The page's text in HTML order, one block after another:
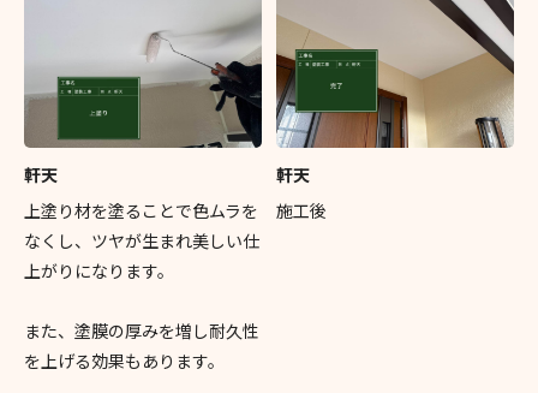
軒天
上塗り材を塗ることで色ムラを
なくし、ツヤが生まれ美しい仕
上がりになります。
また、塗膜の厚みを増し耐久性
を上げる効果もあります。
軒天
施工後